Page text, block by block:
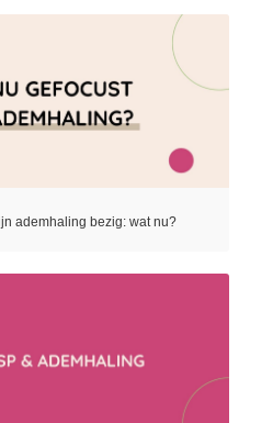
ademhaling bezig: wat nu?